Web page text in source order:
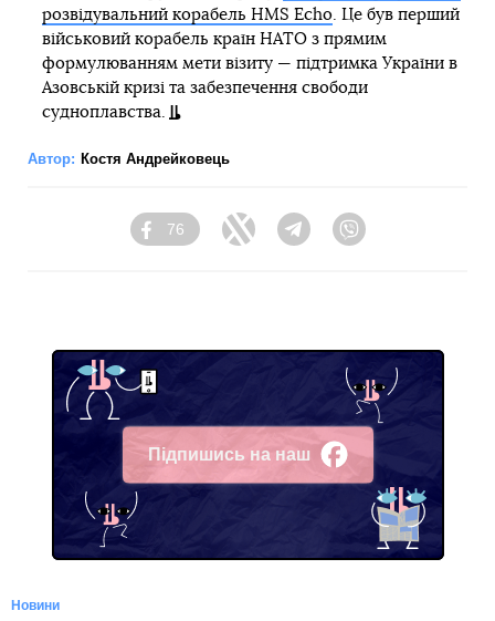
розвідувальний корабель HMS Echo. Це був перший
військовий корабель країн НАТО з прямим
формулюванням мети візиту — підтримка України в
Азовській кризі та забезпечення свободи
судноплавства.
Автор: Костя Андрейковець
Facebook
76
Twitter Telegram
Підпишись на наш
Facebook
Новини